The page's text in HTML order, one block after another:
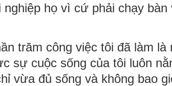
nghiệp họ vì cứ phải chạy
trăm công việc tôi đã làm
sự cuộc sống của tôi luôn
vừa đủ sống và không bao